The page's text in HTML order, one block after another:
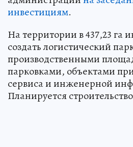
инвестициям.
На территории в 437,23 га
создать логистический
производственными
парковками, объектами
сервиса и инженерной
Планируется